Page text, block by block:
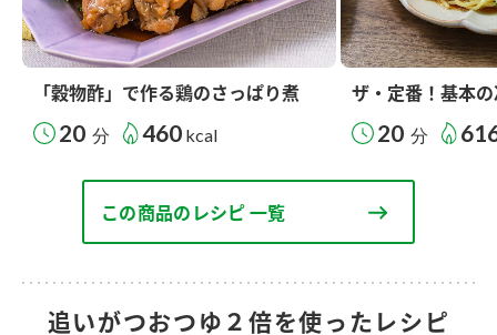
「穀物酢」で作る鶏のさっぱり煮
20 分 460 kcal
ザ・定番！基本
20 分
この商品のレシピ 一覧
追いがつおつゆ２倍を使ったレシピ